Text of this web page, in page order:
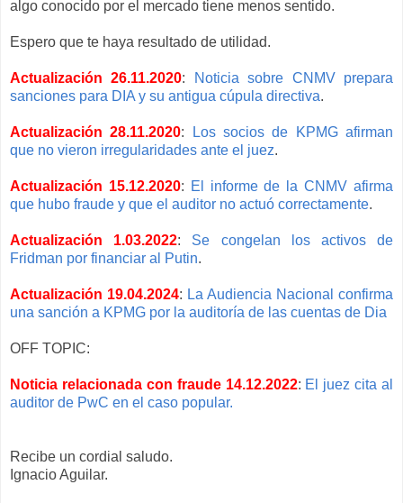
algo conocido por el mercado tiene menos sentido.
Espero que te haya resultado de utilidad.
Actualización 26.11.2020:
Noticia sobre CNMV prepara
sanciones para DIA y su antigua cúpula directiva.
Actualización 28.11.2020:
Los socios de KPMG afirman
que no vieron irregularidades ante el juez.
Actualización 15.12.2020: El informe de la CNMV afirma
que hubo fraude y que el auditor no actuó correctamente.
Actualización 1.03.2022: Se congelan los activos de
Fridman por financiar al Putin.
Actualización 19.04.2024: La Audiencia Nacional confirma
una sanción a KPMG por la auditoría de las cuentas de Dia
OFF TOPIC:
Noticia relacionada con fraude 14.12.2022: El juez cita al
auditor de PwC en el caso popular.
Recibe un cordial saludo.
Ignacio Aguilar.